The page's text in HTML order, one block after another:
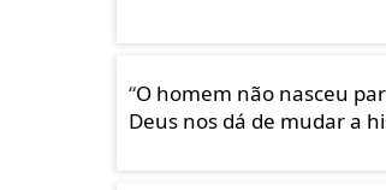
“O homem não nasceu
Deus nos dá de mudar a